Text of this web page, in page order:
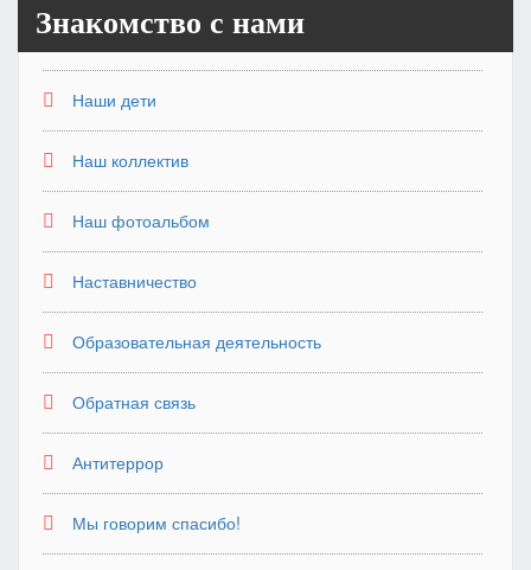
Знакомство с нами
Наши дети
Наш коллектив
Наш фотоальбом
Наставничество
Образовательная деятельность
Обратная связь
Антитеррор
Мы говорим спасибо!